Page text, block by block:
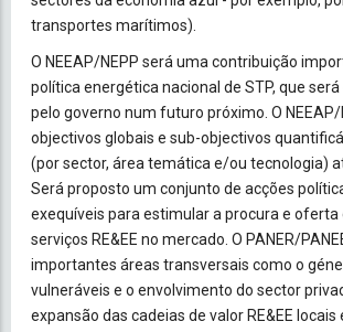
transportes marítimos).
O NEEAP/NEPP será uma contribuição
política energética nacional de STP, que
pelo governo num futuro próximo. O NEEAP/
objectivos globais e sub-objectivos
(por sector, área temática e/ou tecnologia)
Será proposto um conjunto de acções
exequíveis para estimular a procura e oferta
serviços RE&EE no mercado. O PANER/
importantes áreas transversais como o
vulneráveis e o envolvimento do sector
expansão das cadeias de valor RE&EE locais